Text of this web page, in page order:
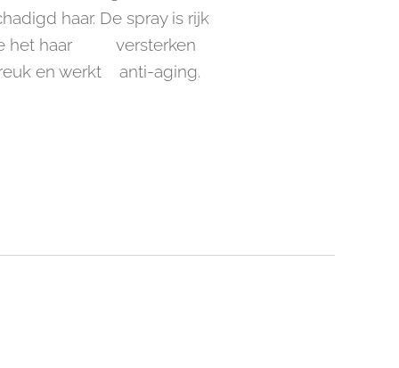
haar. De spray is rijk
het haar versterken
en werkt anti-aging.